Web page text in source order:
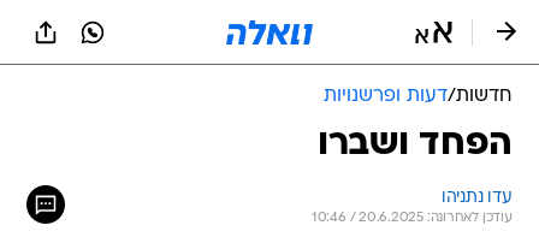
חדשות/דעות ופרשנויות
הפחד ושברו
עדו נתניהו
עודכן לאחרונה: 20.6.2025 / 10:46